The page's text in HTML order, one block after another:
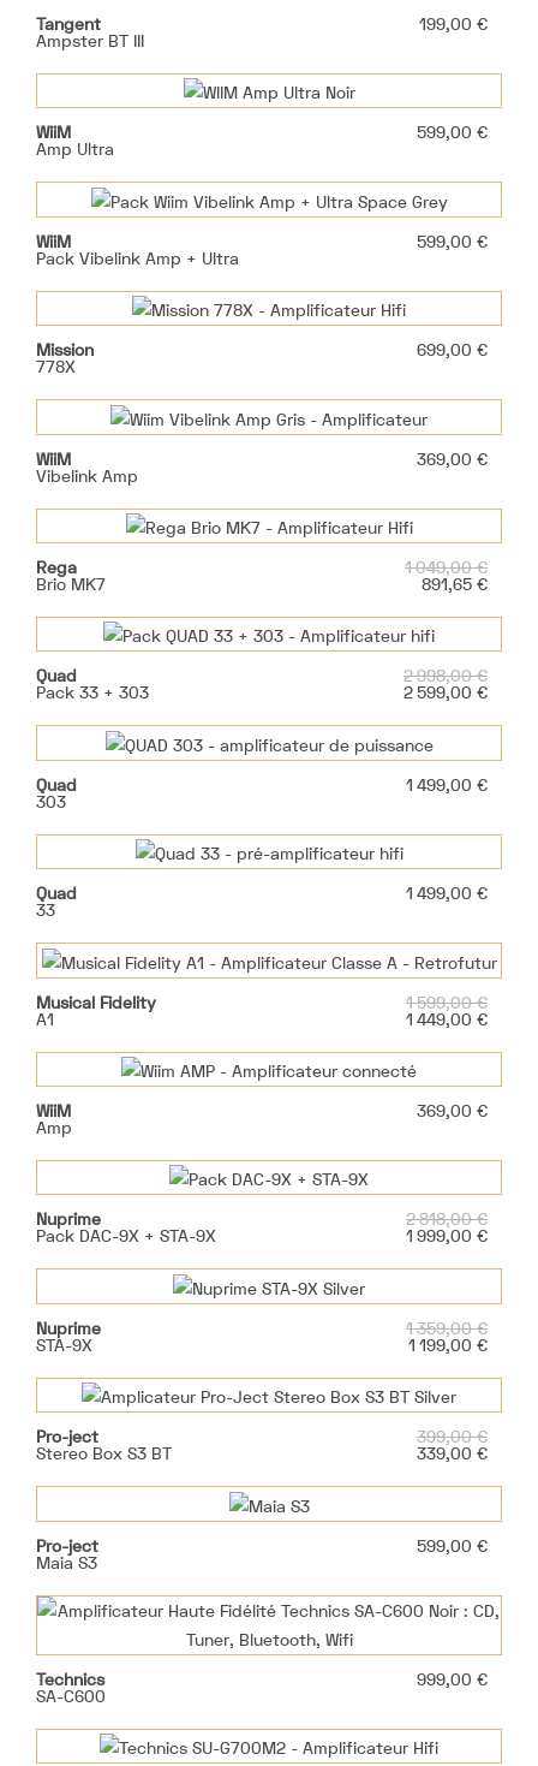
Tangent
Ampster BT III
Prix
199,00 €
WiiM
Amp Ultra
Prix
599,00 €
WiiM
Pack Vibelink Amp + Ultra
Prix
599,00 €
Mission
778X
Prix
699,00 €
WiiM
Vibelink Amp
Prix
369,00 €
Rega
Brio MK7
Prix
de
1 049,00 €
Prix
891,65 €
Quad
Pack 33 + 303
Prix
de
2 998,00 €
Prix
2 599,00 €
Quad
303
Prix
1 499,00 €
Quad
33
Prix
1 499,00 €
Musical Fidelity
A1
Prix
de
1 599,00 €
Prix
1 449,00 €
WiiM
Amp
Prix
369,00 €
Nuprime
Pack DAC-9X + STA-9X
Prix
de
2 818,00 €
Prix
1 999,00 €
Nuprime
STA-9X
Prix
de
1 359,00 €
Prix
1 199,00 €
Pro-ject
Stereo Box S3 BT
Prix
de
base
399,00 €
Prix
339,00 €
Pro-ject
Maia S3
Prix
599,00 €
Technics
SA-C600
Prix
999,00 €